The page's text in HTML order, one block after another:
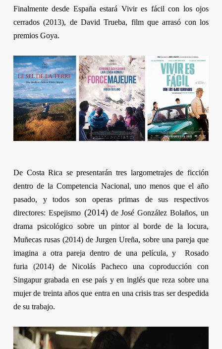
Finalmente desde España estará Vivir es fácil con los ojos
cerrados(2013), de David Trueba, film que arrasó con los
premios Goya.
De Costa Rica se presentarán tres largometrajes de ficción
dentro de la Competencia Nacional, uno menos que el año
pasado, y todos son operas primas de sus respectivos
directores: Espejismo(2014) deJosé González Bolaños, un
drama psicológico sobre un pintor al borde de la locura,
Muñecas rusas(2014) de Jurgen Ureña, sobre una pareja que
imagina a otra pareja dentro de una película, yRosado
furia (2014) deNicolás Pachecouna coproducción con
Singapur grabada en ese país y en inglés que reza sobre una
mujer de treinta años que entra en una crisis tras ser despedida
de su trabajo.